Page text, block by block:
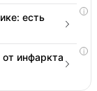
i
есть
i
инфаркта